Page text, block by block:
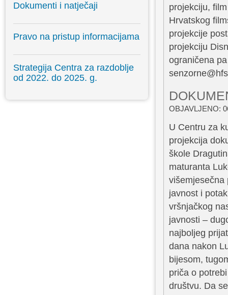
Dokumenti i natječaji
Pravo na pristup informacijama
Strategija Centra za razdoblje
od 2022. do 2025. g.
projekciju,
Hrvatskog
projekcije
projekciju
ograničena
OBJAVLJENO:
U Centru za
projekcija
škole
maturanta
višemjesečna
javnost i
vršnjačkog
javnosti –
najboljeg
dana nakon
bijesom,
priča o
društvu. Da